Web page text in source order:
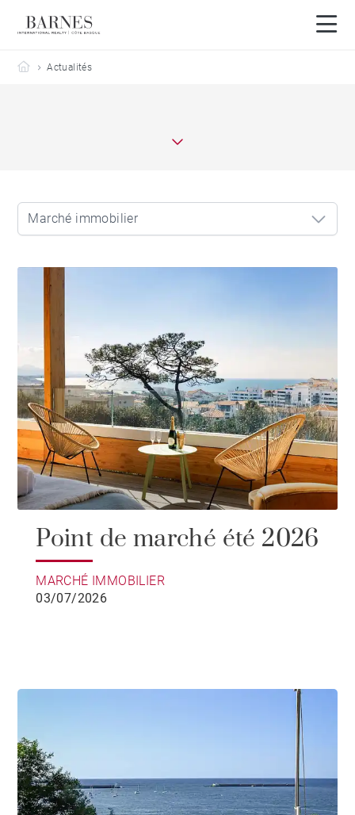
Barnes Côte Basque
Actualités
Marché immobilier
Point de marché été 2026
MARCHÉ IMMOBILIER
03/07/2026